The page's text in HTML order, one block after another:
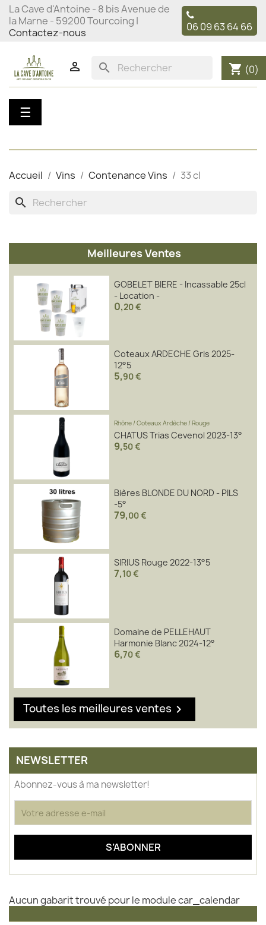
La Cave d'Antoine - 8 bis Avenue de
la Marne - 59200 Tourcoing |
Contactez-nous
06 09 63 64 66
 search shopping_cart (0)
Basculer
la
☰
Accueil Vins Contenance Vins 33 cl
search
Meilleures Ventes
GOBELET BIERE - Incassable 25cl
- Location -
0,20 €
Coteaux ARDECHE Gris 2025-
12°5
5,90 €
Rhône/Coteaux Ardèche/Rouge
CHATUS Trias Cevenol 2023-13°
9,50 €
Bières BLONDE DU NORD - PILS
-5°
79,00 €
SIRIUS Rouge 2022-13°5
7,10 €
Domaine de PELLEHAUT
Harmonie Blanc 2024-12°
6,70 €
Toutes les meilleures ventes 
NEWSLETTER
Abonnez-vous à ma newsletter!
Aucun gabarit trouvé pour le module car_calendar